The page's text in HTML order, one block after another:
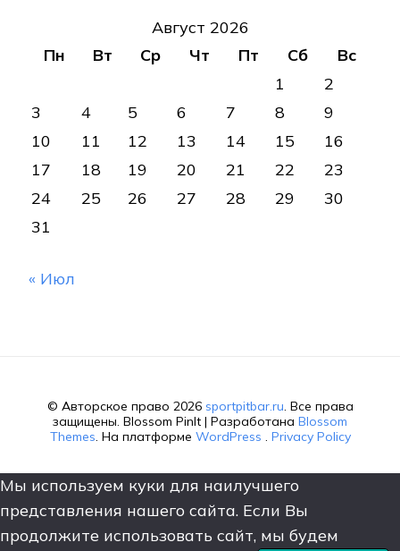
Август 2026
Пн
Вт Ср Чт Пт Сб
Вс
1
2
3
4 5 6 7 8
9
10
11 12 13 14 15
16
17
18 19 20 21 22
23
24
25 26 27 28 29
30
31
« Июл
© Авторское право 2026 sportpitbar.ru. Все права
защищены. Blossom PinIt | Разработана Blossom
Themes. На платформе WordPress . Privacy Policy
Мы используем куки для наилучшего
представления нашего сайта. Если Вы
продолжите использовать сайт, мы будем